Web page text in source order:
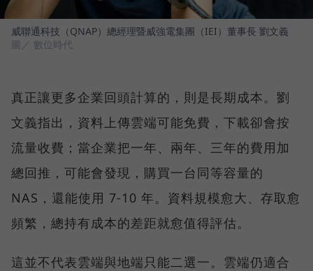
威聯通科技（QNAP）總經理暨威強電集團（IEI）董事長 劉文義
圖／ 數位時代
真正讓更多企業回頭計算的，則是長期成本。劉
文義指出，資料上傳雲端可能免費，下載卻會按
流量收費；當企業把一年、兩年、三年的費用加
總回推，可能會發現，購買一台同等容量的
NAS，還能使用 7-10 年。資料規模愈大、存取愈
頻繁，總持有成本的差距就愈值得評估。
這並不代表雲端與地端只能二選一。雲端仍適合